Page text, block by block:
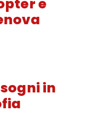
e
in